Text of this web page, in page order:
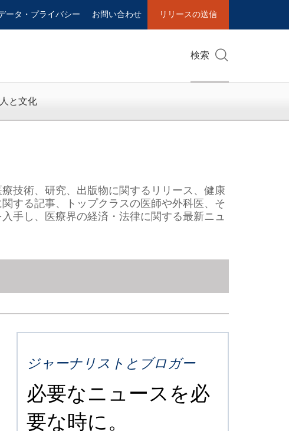
ータ・プライバシー お問い合わせ リリースの送信
検索
人と文化
技術、研究、出版物に関するリリース、健康
する記事、トップクラスの医師や外科医、そ
手し、医療界の経済・法律に関する最新ニュ
ジャーナリストとブロガー
必要なニュースを必
要な時に。